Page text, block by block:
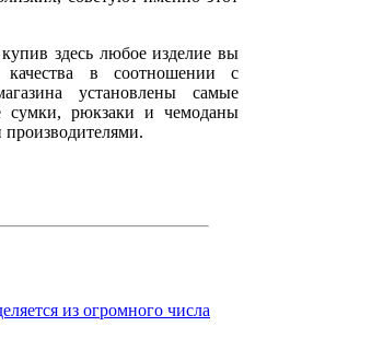
здесь любое изделие вы
в соотношении с
установлены самые
сумки, рюкзаки и чемоданы
из огромного числа